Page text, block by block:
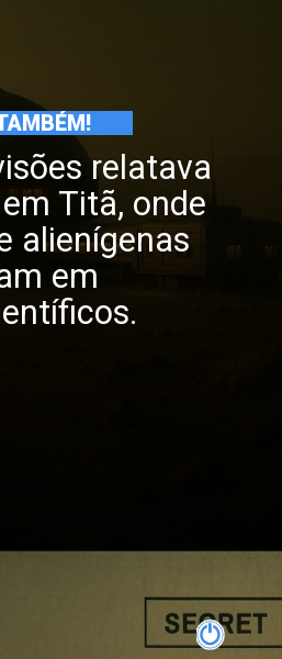
relatava
Titã, onde
alienígenas
em